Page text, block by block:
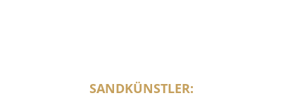
SANDKÜNSTLER: